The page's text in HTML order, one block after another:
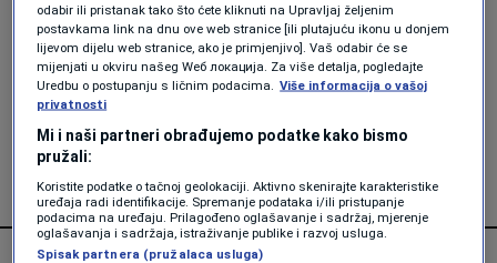
AKTUELNOSTI
Zbog čega Privredna komora Srbije
tuži svoje članove? Protiv kompanija
od početka godine pokrenuto skoro
Forbes Srbija
odabir ili pristanak tako što ćete kliknuti na Upravljaj željenim
postavkama link na dnu ove web stranice [ili plutajuću ikonu u donjem
lijevom dijelu web stranice, ako je primjenjivo]. Vaš odabir će se
mijenjati u okviru našeg Wеб локација. Za više detalja, pogledajte
Uredbu o postupanju s ličnim podacima.
Više informacija o vašoj
privatnosti
Mi i naši partneri obrađujemo podatke kako bismo
pružali:
Koristite podatke o tačnoj geolokaciji. Aktivno skenirajte karakteristike
uređaja radi identifikacije. Spremanje podataka i/ili pristupanje
podacima na uređaju. Prilagođeno oglašavanje i sadržaj, mjerenje
oglašavanja i sadržaja, istraživanje publike i razvoj usluga.
Spisak partnera (pružalaca usluga)